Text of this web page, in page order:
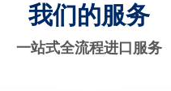
我们的服务
一站式全流程进口服务